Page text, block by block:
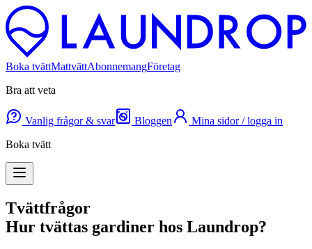
Boka tvättMattvättAbonnemangFöretag
Bra att veta
Vanlig frågor & svar Bloggen
Mina sidor / logga in
Boka tvätt
Tvättfrågor
Hur tvättas gardiner hos Laundrop?